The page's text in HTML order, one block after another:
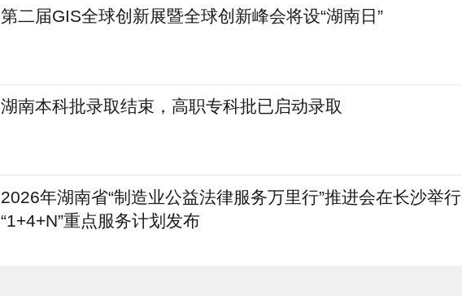
第二届GIS全球创新展暨全球创新峰会将设“湖南日”
湖南本科批录取结束，高职专科批已启动录取
2026年湖南省“制造业公益法律服务万里行”推进会在长沙举行
“1+4+N”重点服务计划发布